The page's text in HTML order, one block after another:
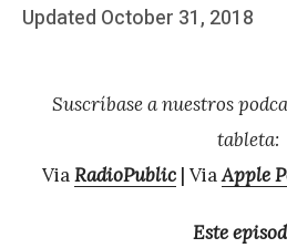
Posted
Updated October 31, 2018
b
Suscríbase a nuestros
tableta:
ViaRadioPublic | ViaApple
Este